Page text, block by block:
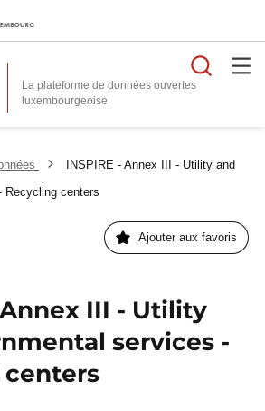
La plateforme de données ouvertes
INSPIRE - Annex III - Utility and
Recycling centers
Ajouter aux favoris
Annex III - Utility
services -